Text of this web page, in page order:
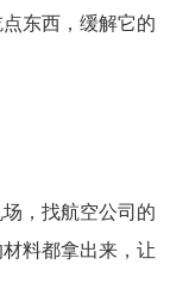
东西，缓解它的
，找航空公司的
料都拿出来，让